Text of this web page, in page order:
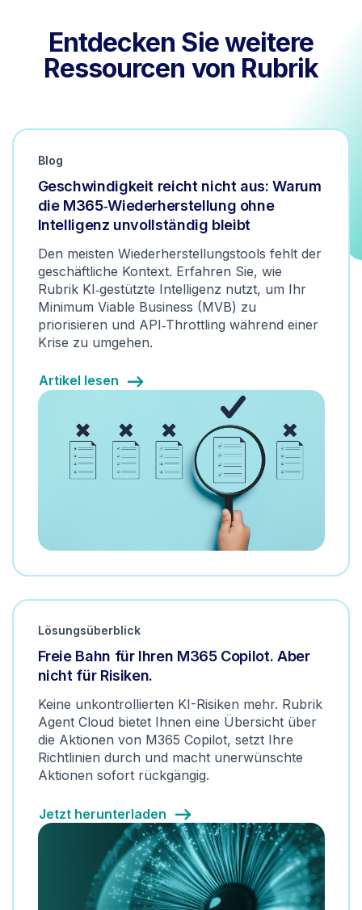
Entdecken Sie weitere
Ressourcen von Rubrik
Blog
Geschwindigkeit reicht nicht aus: Warum
die M365‑Wiederherstellung ohne
Intelligenz unvollständig bleibt
Den meisten Wiederherstellungstools fehlt der
geschäftliche Kontext. Erfahren Sie, wie
Rubrik KI‑gestützte Intelligenz nutzt, um Ihr
Minimum Viable Business (MVB) zu
priorisieren und API‑Throttling während einer
Krise zu umgehen.
Artikel lesen
Lösungsüberblick
Freie Bahn für Ihren M365 Copilot. Aber
nicht für Risiken.
Keine unkontrollierten KI-Risiken mehr. Rubrik
Agent Cloud bietet Ihnen eine Übersicht über
die Aktionen von M365 Copilot, setzt Ihre
Richtlinien durch und macht unerwünschte
Aktionen sofort rückgängig.
Jetzt herunterladen